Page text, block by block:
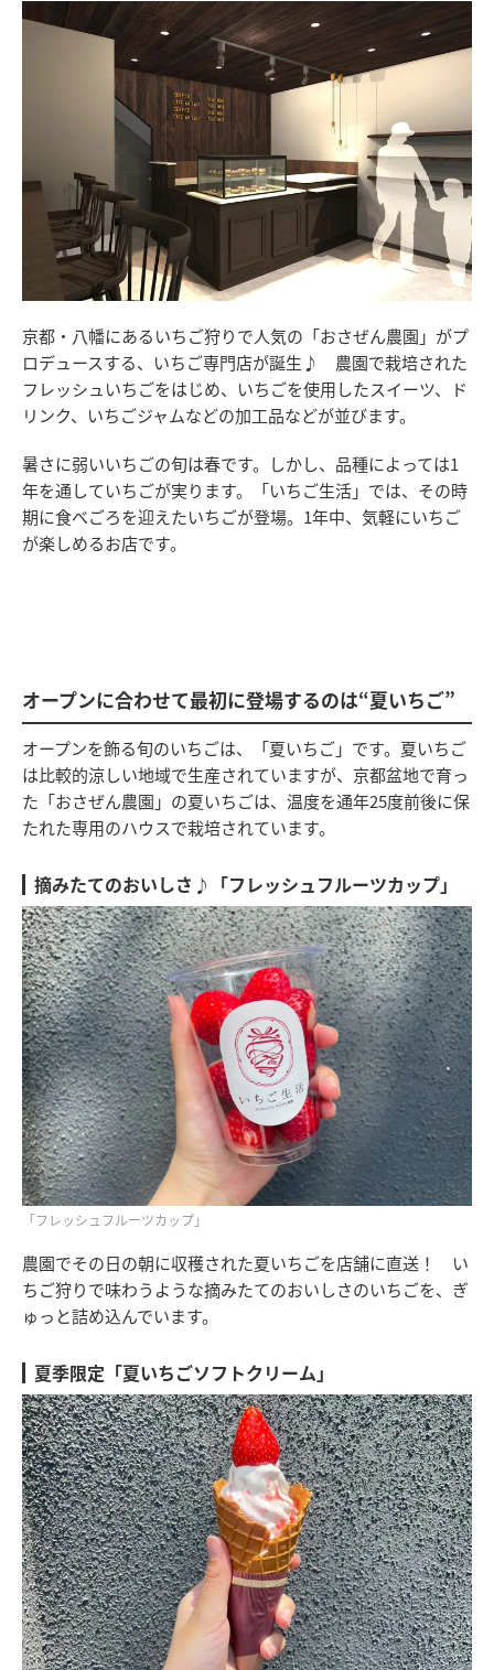
京都・八幡にあるいちご狩りで人気の「おさぜん農園」がプ
ロデュースする、いちご専門店が誕生♪ 農園で栽培された
フレッシュいちごをはじめ、いちごを使用したスイーツ、ド
リンク、いちごジャムなどの加工品などが並びます。
暑さに弱いいちごの旬は春です。しかし、品種によっては1
年を通していちごが実ります。「いちご生活」では、その時
期に食べごろを迎えたいちごが登場。1年中、気軽にいちご
が楽しめるお店です。
オープンに合わせて最初に登場するのは“夏いちご”
オープンを飾る旬のいちごは、「夏いちご」です。夏いちご
は比較的涼しい地域で生産されていますが、京都盆地で育っ
た「おさぜん農園」の夏いちごは、温度を通年25度前後に保
たれた専用のハウスで栽培されています。
摘みたてのおいしさ♪「フレッシュフルーツカップ」
「フレッシュフルーツカップ」
農園でその日の朝に収穫された夏いちごを店舗に直送！ い
ちご狩りで味わうような摘みたてのおいしさのいちごを、ぎ
ゅっと詰め込んでいます。
夏季限定「夏いちごソフトクリーム」